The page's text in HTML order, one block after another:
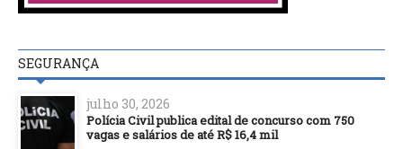
SEGURANÇA
julho 30, 2026
Polícia Civil publica edital de concurso com 750
vagas e salários de até R$ 16,4 mil